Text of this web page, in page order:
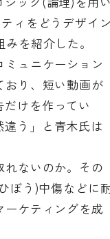
ィをどうデザイ
を紹介した。
ュニケーション
おり、短い動画が
けを作ってい
う」と青木氏は
ないのか。その
ぼう)中傷などに
ケティングを成